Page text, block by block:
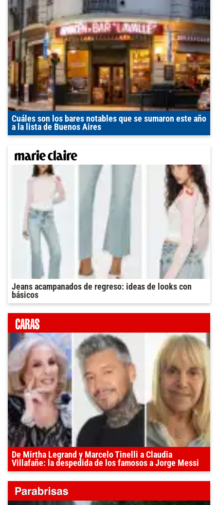
Cuáles son los bares notables que se sumaron este año
a la lista de Buenos Aires
Jeans acampanados de regreso: ideas de looks con
básicos
De Mirtha Legrand y Marcelo Tinelli a Claudia
Villafañe: la despedida de los famosos a Jorge Messi